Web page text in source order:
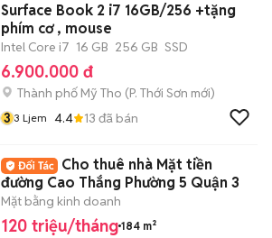
Surface Book 2 i7 16GB/256 +tặng
phím cơ , mouse
Intel Core i7 16 GB 256 GB SSD
6.900.000 đ
Thành phố Mỹ Tho (P. Thới Sơn mới)
3 3 Ljem 4.4 13 đã bán
Cho thuê nhà Mặt tiền
đường Cao Thắng Phường 5 Quận 3
Mặt bằng kinh doanh
120 triệu/tháng 184 m²